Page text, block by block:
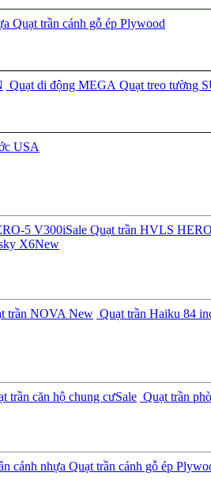
Quạt trần cánh gỗ ép Plywood
Quạt di động MEGA Quạt treo tường
USA
5 V300iSale Quạt trần HVLS
X6New
trần NOVA New Quạt trần Haiku 84
trần căn hộ chung cưSale Quạt trần
cánh nhựa Quạt trần cánh gỗ ép